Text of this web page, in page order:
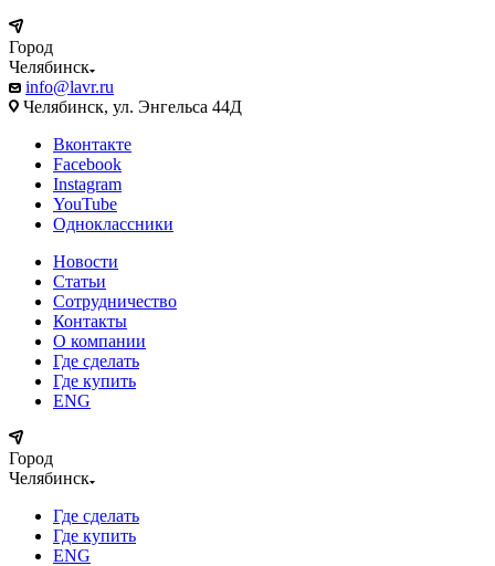
Город
Челябинск
info@lavr.ru
Челябинск, ул. Энгельса 44Д
Вконтакте
Facebook
Instagram
YouTube
Одноклассники
Новости
Статьи
Сотрудничество
Контакты
О компании
Где сделать
Где купить
ENG
Город
Челябинск
Где сделать
Где купить
ENG